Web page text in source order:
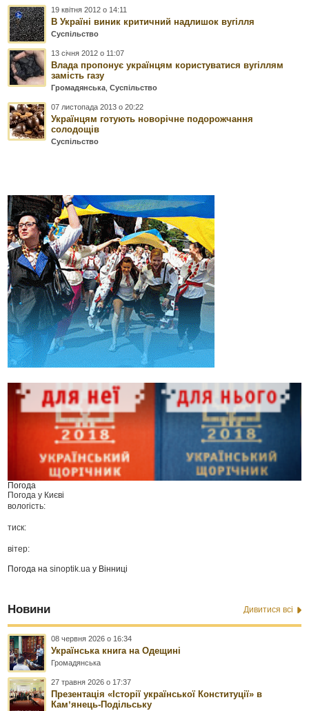
19 квітня 2012 о 14:11
В Україні виник критичний надлишок вугілля
Суспільство
13 січня 2012 о 11:07
Влада пропонує українцям користуватися вугіллям
замість газу
Громадянська,Суспільство
07 листопада 2013 о 20:22
Українцям готують новорічне подорожчання
солодощів
Суспільство
Погода
Погода у Києві
вологість:
тиск:
вітер:
Погода наsinoptik.ua у Вінниці
Новини Дивитися всі
08 червня 2026 о 16:34
Українська книга на Одещині
Громадянська
27 травня 2026 о 17:37
Презентація «Історії української Конституції» в
Камʼянець-Подільську